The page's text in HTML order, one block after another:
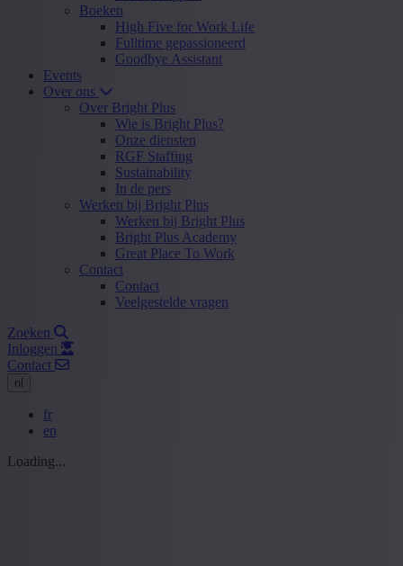
Boeken
High Five for Work Life
Fulltime gepassioneerd
Goodbye Assistant
Events
Over ons
Over Bright Plus
Wie is Bright Plus?
Onze diensten
RGF Staffing
Sustainability
In de pers
Werken bij Bright Plus
Werken bij Bright Plus
Bright Plus Academy
Great Place To Work
Contact
Contact
Veelgestelde vragen
Zoeken
Inloggen
Contact
nl
fr
en
Loading...